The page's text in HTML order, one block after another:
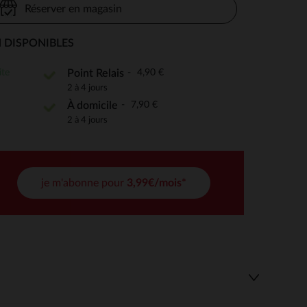
de confidentialité, en garantissant la conformité avec
Réserver en magasin
Point Relais 4,90 €
2 à 4 jours
À domicile 7,90 €
2 à 4 jours
je m'abonne pour 3,99€/mois*